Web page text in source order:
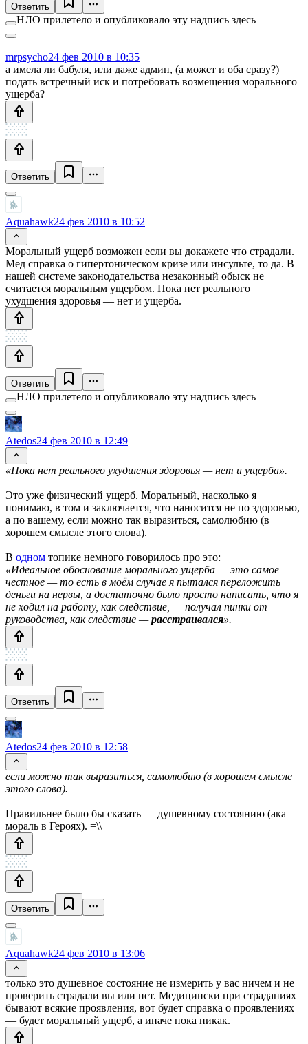
Ответить
НЛО прилетело и опубликовало эту надпись здесь
mrpsycho24 фев 2010 в 10:35
а имела ли бабуля, или даже админ, (а может и оба сразу?)
подать встречный иск и потребовать возмещения морального
ущерба?
Ответить
Aquahawk24 фев 2010 в 10:52
Моральный ущерб возможен если вы докажете что страдали.
Мед справка о гипертоническом кризе или инсульте, то да. В
нашей системе законодательства незаконный обыск не
считается моральным ущербом. Пока нет реального
ухудшения здоровья — нет и ущерба.
Ответить
НЛО прилетело и опубликовало эту надпись здесь
Atedos24 фев 2010 в 12:49
«Пока нет реального ухудшения здоровья — нет и ущерба».
Это уже физический ущерб. Моральный, насколько я
понимаю, в том и заключается, что наносится не по здоровью,
а по вашему, если можно так выразиться, самолюбию (в
хорошем смысле этого слова).
В одном топике немного говорилось про это:
«Идеальное обоснование морального ущерба — это самое
честное — то есть в моём случае я пытался переложить
деньги на нервы, а достаточно было просто написать, что я
не ходил на работу, как следствие, — получал пинки от
руководства, как следствие —расстраивался».
Ответить
Atedos24 фев 2010 в 12:58
если можно так выразиться, самолюбию (в хорошем смысле
этого слова).
Правильнее было бы сказать — душевному состоянию (ака
мораль в Героях). =\\
Ответить
Aquahawk24 фев 2010 в 13:06
только это душевное состояние не измерить у вас ничем и не
проверить страдали вы или нет. Медицински при страданиях
бывают всякие проявления, вот будет справка о проявлениях
— будет моральный ущерб, а иначе пока никак.